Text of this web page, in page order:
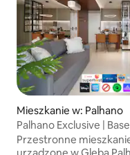
Mieszkanie w: Palhano
Palhano Exclusive |
parkingowe | Luksus
Przestronne